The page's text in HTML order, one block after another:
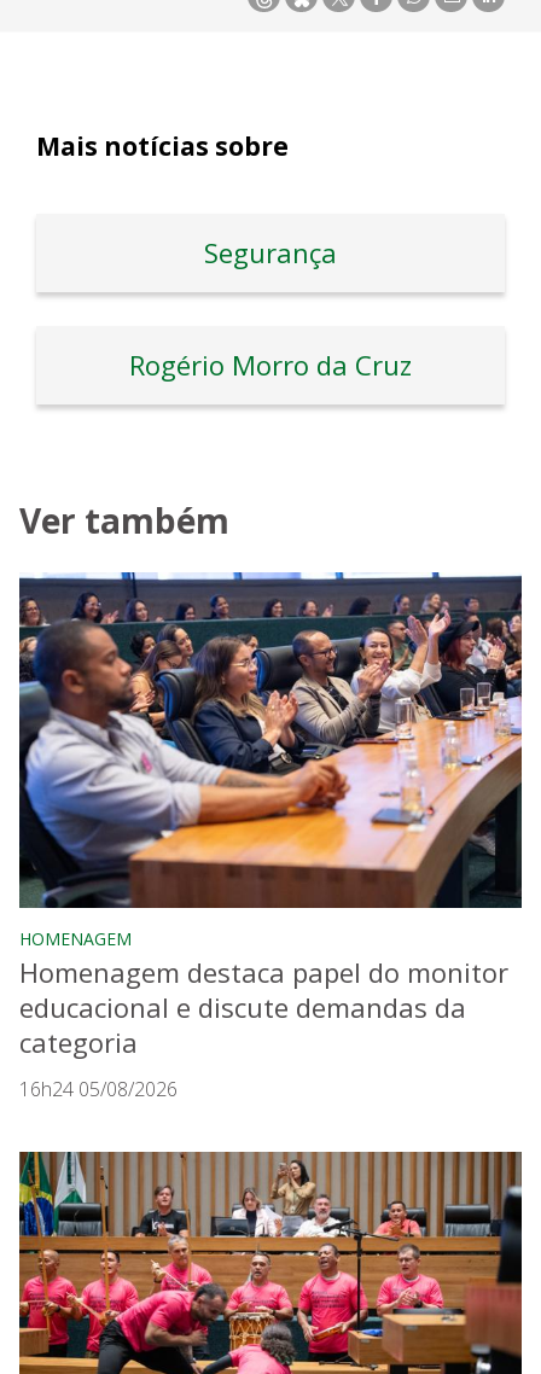
Mais notícias sobre
Segurança
Rogério Morro da Cruz
Ver também
HOMENAGEM
Homenagem destaca papel do monitor
educacional e discute demandas da
categoria
16h24 05/08/2026